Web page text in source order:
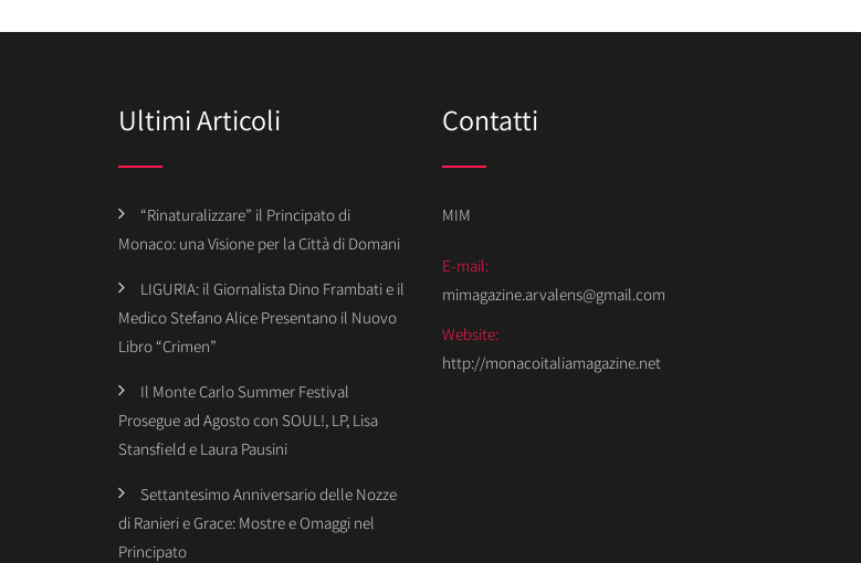
Ultimi Articoli
“Rinaturalizzare” il Principato di
Monaco: una Visione per la Città di Domani
LIGURIA: il Giornalista Dino Frambati e il
Medico Stefano Alice Presentano il Nuovo
Libro “Crimen”
Il Monte Carlo Summer Festival
Prosegue ad Agosto con SOUL!, LP, Lisa
Stansfield e Laura Pausini
Settantesimo Anniversario delle Nozze
di Ranieri e Grace: Mostre e Omaggi nel
Principato
Contatti
MIM
E-mail:
mimagazine.arvalens@gmail.com
Website:
http://monacoitaliamagazine.net